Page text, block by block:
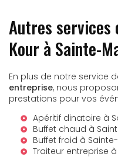
Autres services
Kour à Sainte-
En plus de notre service
entreprise, nous
prestations pour vos
Apéritif dinatoire à
Buffet chaud à
Buffet froid à
Traiteur entreprise